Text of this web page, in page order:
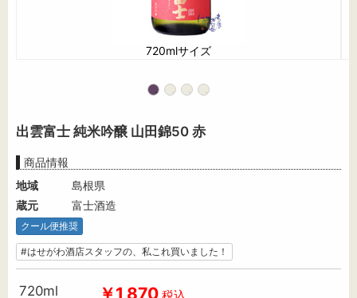
720mlサイズ
出雲富士 純米吟醸 山田錦50 赤
商品情報
地域
島根県
蔵元
富士酒造
クール便推奨
#はせがわ酒店スタッフの、私これ買いました！
720ml ￥1,870